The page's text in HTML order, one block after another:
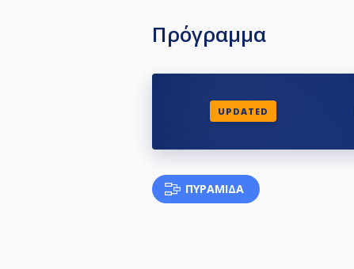
Πρόγραμμα
UPDATED
ΠΥΡΑΜΊΔΑ